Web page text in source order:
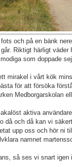
och på en bänk
Riktigt härligt
som doppade
mirakel i vårt kök
för att försöka
Medborgarskolan
aktiva
då och då kan vi
upp oss och hör ni
namnet
så ses vi snart